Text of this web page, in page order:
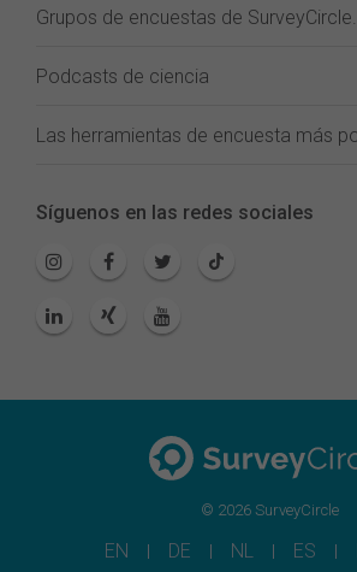
Grupos de encuestas de
Podcasts de ciencia
Las herramientas de encuesta más
Síguenos en las redes sociales
© 2026 SurveyCircle
EN DE NL ES